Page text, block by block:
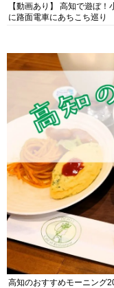
【動画あり】 高知で遊ぼ
に路面電車にあちこち巡り
高知のおすすめモーニング